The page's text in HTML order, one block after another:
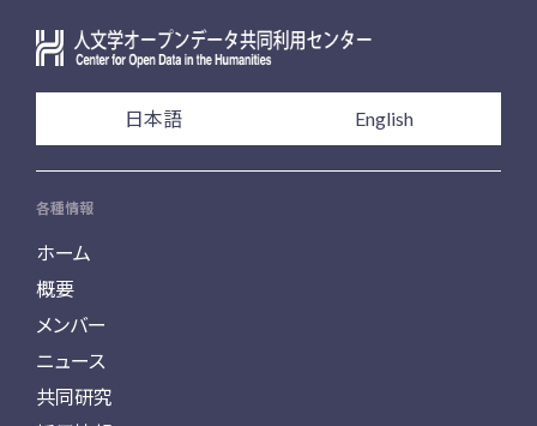
日本語 English
各種情報
ホーム
概要
メンバー
ニュース
共同研究